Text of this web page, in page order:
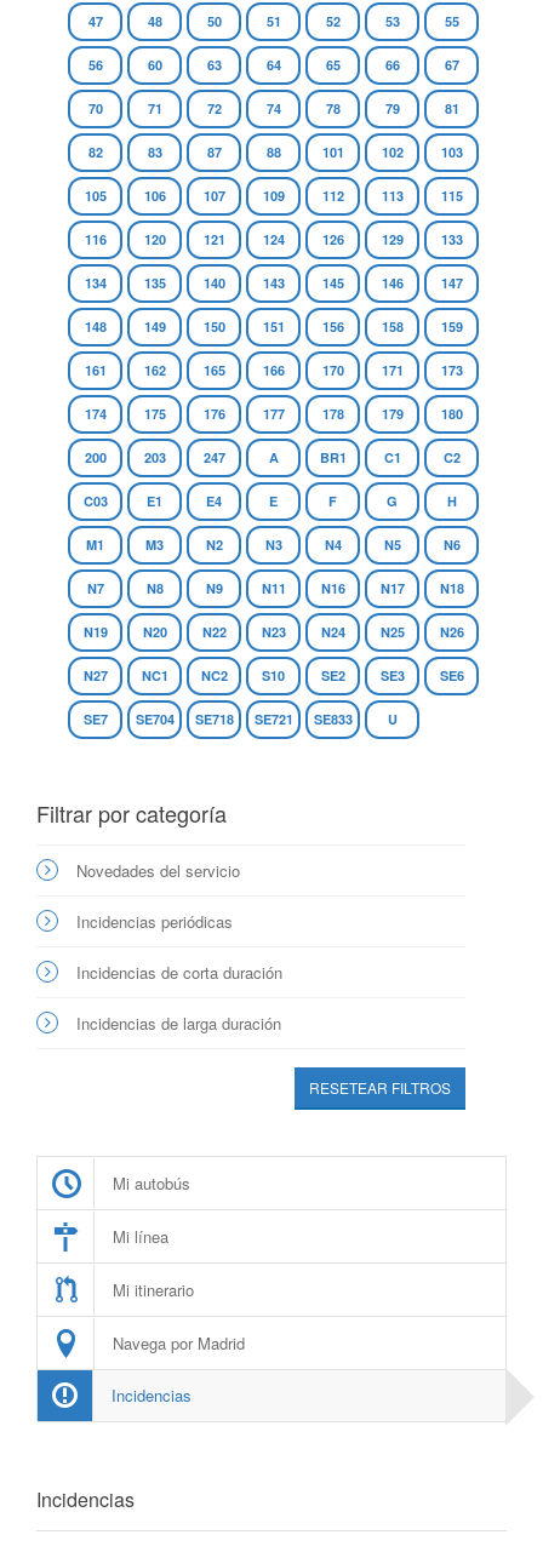
47 48 50 51 52 53 55
56 60 63 64 65 66 67
70 71 72 74 78 79 81
82 83 87 88 101 102 103
105 106 107 109 112 113 115
116 120 121 124 126 129 133
134 135 140 143 145 146 147
148 149 150 151 156 158 159
161 162 165 166 170 171 173
174 175 176 177 178 179 180
200 203 247 A BR1 C1 C2
C03 E1 E4 E F G H
M1 M3 N2 N3 N4 N5 N6
N7 N8 N9 N11 N16 N17 N18
N19 N20 N22 N23 N24 N25 N26
N27 NC1 NC2 S10 SE2 SE3 SE6
SE7 SE704 SE718 SE721 SE833 U
Filtrar por categoría
Novedades del servicio
Incidencias periódicas
Incidencias de corta duración
Incidencias de larga duración
RESETEAR FILTROS
Mi autobús
Mi línea
Mi itinerario
Navega por Madrid
Incidencias
Incidencias